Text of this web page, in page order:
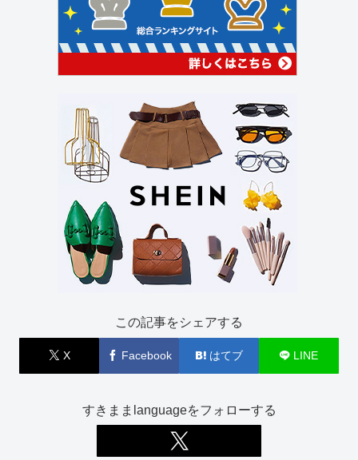
この記事をシェアする
X Facebook はてブ LINE
すきままlanguageをフォローする